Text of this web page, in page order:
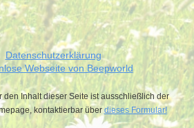
Datenschutzerklärung
Webseite von Beepworld
den Inhalt dieser Seite ist ausschließlich der
kontaktierbar über dieses Formular!